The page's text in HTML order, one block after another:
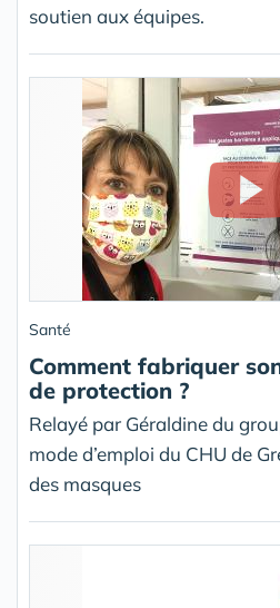
soutien aux équipes.
Santé
Comment fabriquer
de protection ?
Relayé par Géraldine du
mode d’emploi du CHU de
des masques